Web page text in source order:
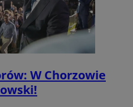
W Chorzowie